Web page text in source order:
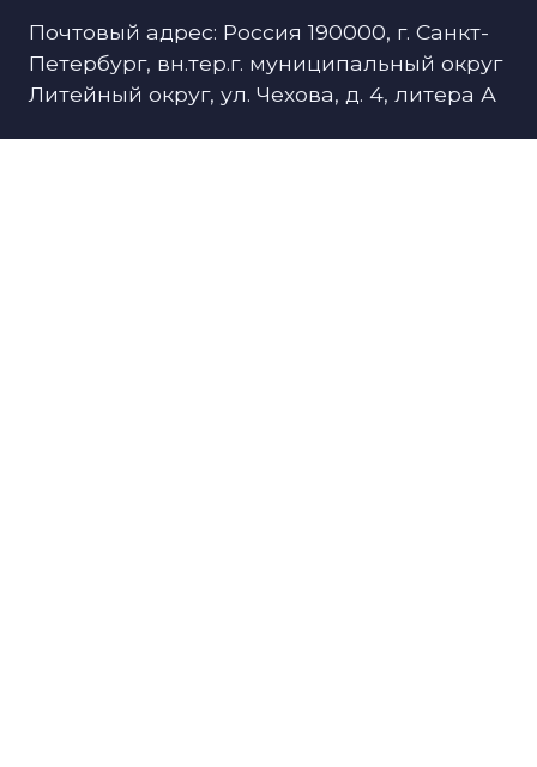
Почтовый адрес: Россия 190000, г. Санкт-
Петербург, вн.тер.г. муниципальный округ
Литейный округ, ул. Чехова, д. 4, литера А